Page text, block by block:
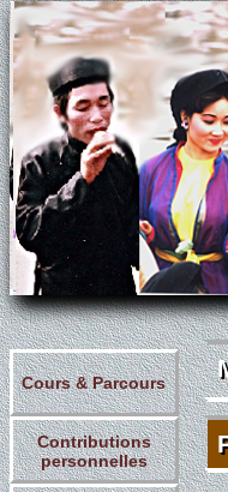
Cours & Parcours
Contributions
personnelles